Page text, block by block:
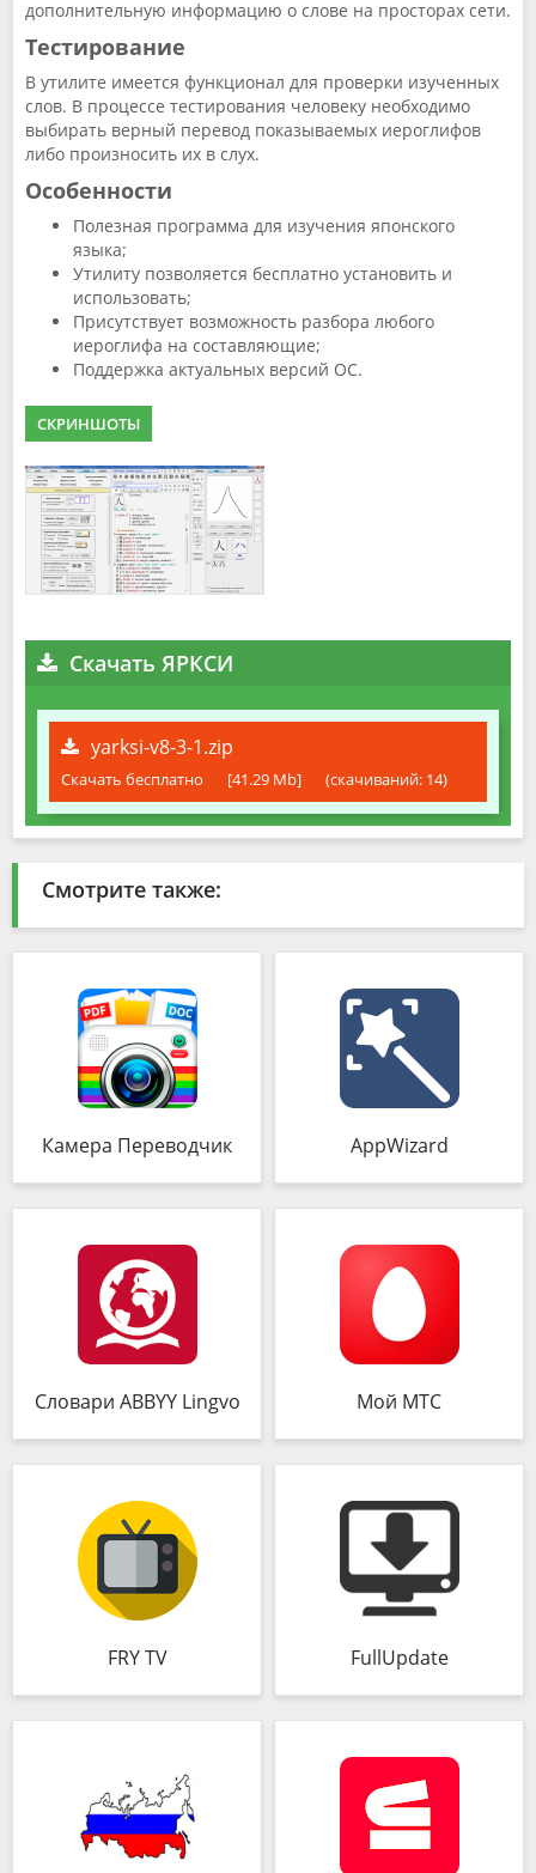
дополнительную информацию о слове на просторах сети.
Тестирование
В утилите имеется функционал для проверки изученных
слов. В процессе тестирования человеку необходимо
выбирать верный перевод показываемых иероглифов
либо произносить их в слух.
Особенности
Полезная программа для изучения японского
языка;
Утилиту позволяется бесплатно установить и
использовать;
Присутствует возможность разбора любого
иероглифа на составляющие;
Поддержка актуальных версий OC.
СКРИНШОТЫ
Скачать ЯРКСИ
yarksi-v8-3-1.zip
Скачать бесплатно [41.29 Mb] (cкачиваний: 14)
Смотрите также:
Камера Переводчик AppWizard
Словари ABBYY Lingvo Мой МТС
FRY TV FullUpdate